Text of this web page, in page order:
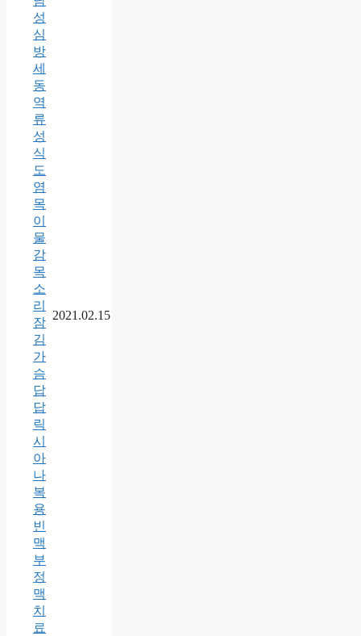
성
심
방
세
동
역
류
성
식
도
염
목
이
물
감
목
소
리
잠
김
가
슴
답
답
릭
시
아
나
복
용
빈
맥
부
정
맥
치
료
2021.02.15